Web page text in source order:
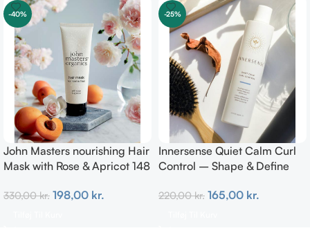
-40%
John Masters nourishing Hair
Mask with Rose & Apricot 148
330,00kr. 198,00 kr.
-25%
Innersense Quiet Calm Curl
Control – Shape & Define
220,00kr. 165,00 kr.